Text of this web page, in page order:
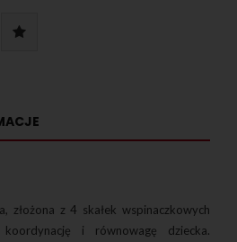
złożona z 4 skałek wspinaczkowych
koordynację i równowagę dziecka.